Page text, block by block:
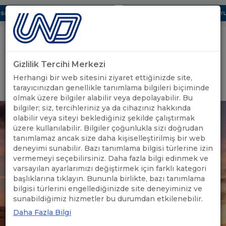
Dijital UBAK Bölümü Hakkında UND, Yunanistan Vize
Uluslararası Nakliyeciler Derneği
GİRİŞ YAP
Gizlilik Tercihi Merkezi
Herhangi bir web sitesini ziyaret ettiğinizde site,
tarayıcınızdan genellikle tanımlama bilgileri biçiminde
olmak üzere bilgiler alabilir veya depolayabilir. Bu
bilgiler; siz, tercihleriniz ya da cihazınız hakkında
olabilir veya siteyi beklediğiniz şekilde çalıştırmak
üzere kullanılabilir. Bilgiler çoğunlukla sizi doğrudan
tanımlamaz ancak size daha kişiselleştirilmiş bir web
deneyimi sunabilir. Bazı tanımlama bilgisi türlerine izin
vermemeyi seçebilirsiniz. Daha fazla bilgi edinmek ve
varsayılan ayarlarımızı değiştirmek için farklı kategori
başlıklarına tıklayın. Bununla birlikte, bazı tanımlama
bilgisi türlerini engellediğinizde site deneyiminiz ve
sunabildiğimiz hizmetler bu durumdan etkilenebilir.
Daha Fazla Bilgi